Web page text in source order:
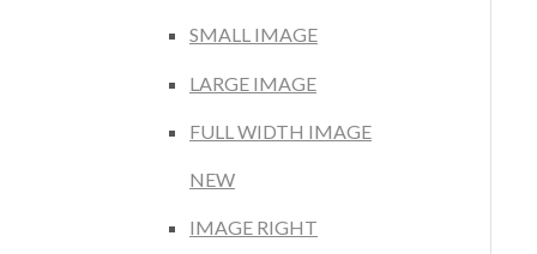
SMALL IMAGE
LARGE IMAGE
FULL WIDTH IMAGE
NEW
IMAGE RIGHT